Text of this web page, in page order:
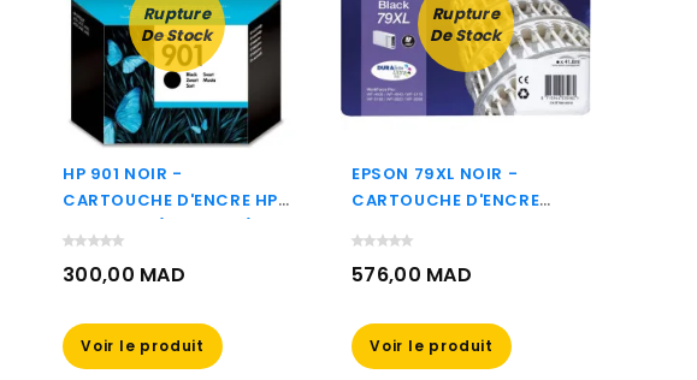
Rupture
De Stock
HP 901 NOIR -
CARTOUCHE D'ENCRE HP
D'ORIGINE (CC653AE)
300,00 MAD
Voir le produit
Rupture
De Stock
EPSON 79XL NOIR -
CARTOUCHE D'ENCRE
D'ORIGINE
(C13T79014010)
576,00 MAD
Voir le produit